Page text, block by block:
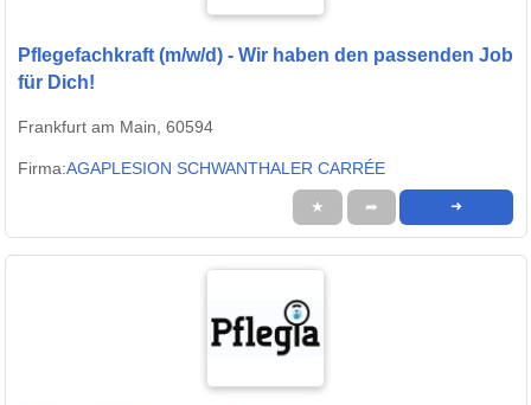
Pflegefachkraft (m/w/d) - Wir haben den passenden Job
für Dich!
Frankfurt am Main, 60594
Firma:AGAPLESION SCHWANTHALER CARRÉE
★ ➦ ➜